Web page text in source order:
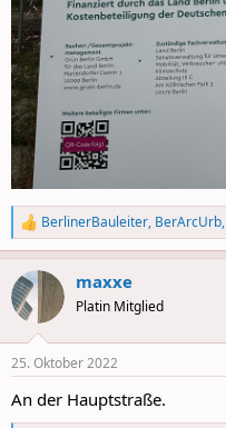
R
e
a
c
t
i
s
BerlinerBauleiter, BerArcUrb,
maxxe
Platin Mitglied
25. Oktober 2022
An der Hauptstraße.